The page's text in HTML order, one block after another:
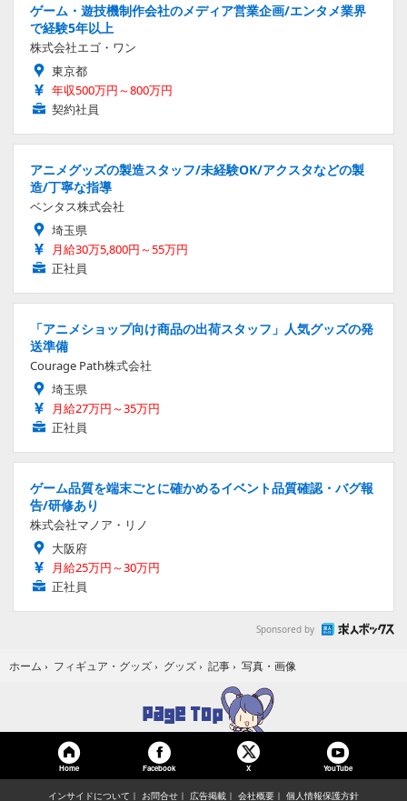
ゲーム・遊技機制作会社のメディア営業企画/エンタメ業界
で経験5年以上
株式会社エゴ・ワン
東京都
年収500万円～800万円
契約社員
アニメグッズの製造スタッフ/未経験OK/アクスタなどの製
造/丁寧な指導
ベンタス株式会社
埼玉県
月給30万5,800円～55万円
正社員
「アニメショップ向け商品の出荷スタッフ」人気グッズの発
送準備
Courage Path株式会社
埼玉県
月給27万円～35万円
正社員
ゲーム品質を端末ごとに確かめるイベント品質確認・バグ報
告/研修あり
株式会社マノア・リノ
大阪府
月給25万円～30万円
正社員
Sponsored by
ホーム › フィギュア・グッズ › グッズ › 記事 › 写真・画像
Home Facebook X YouTube
インサイドについて お問合せ 広告掲載 会社概要 個人情報保護方針